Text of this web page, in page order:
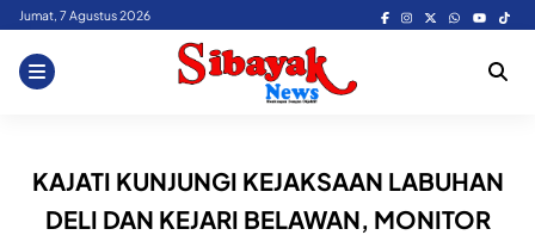
Skip
content
Jumat, 7 Agustus 2026
KAJATI KUNJUNGI KEJAKSAAN LABUHAN
DELI DAN KEJARI BELAWAN, MONITOR